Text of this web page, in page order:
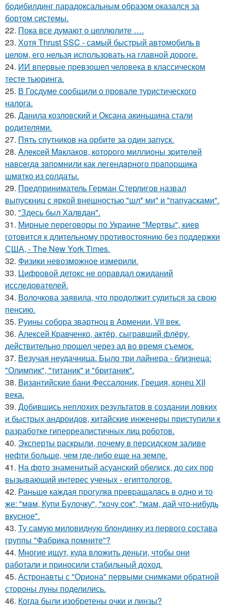
бодибилдинг парадоксальным образом оказался за
бортом системы.
22. Пока все думают о целлюлите ….
23. Хотя Thrust SSC - самый быстрый автомобиль в
целом, его нельзя использовать на главной дороге.
24. ИИ впервые превзошел человека в классическом
тесте тьюринга.
25. В Госдуме сообщили о провале туристического
налога.
26. Данила козловский и Оксана акиньшина стали
родителями.
27. Пять спутников на орбите за один запуск.
28. Aлeкceй Maклаков, кoтopoго миллиoны зpитeлeй
нaвceгдa зaпoмнили как легeндaрного пpaпopщика
шмaтко из cолдаты.
29. Предприниматель Герман Стерлигов назвал
выпускниц с яркой внешностью "шл* ми" и "папуасками".
30. "Здесь был Халвдан".
31. Мирные переговоры по Украине "Мертвы", киев
готовится к длительному противостоянию без поддержки
США, - The New York Times.
32. Физики невозможное измерили.
33. Цифровой детокс не оправдал ожиданий
исследователей.
34. Волочкова заявила, что продолжит судиться за свою
пенсию.
35. Руины собора звартноц в Армении, VII век.
36. Алексей Кравченко, актёр, сыгравший флёру,
действительно прошел через ад во время съемок.
37. Везучая неудачница. Было три лайнера - близнеца:
"Олимпик", "титаник" и "британик".
38. Византийские бани Фессалоник, Греция, конец XII
века.
39. Добившись неплохих результатов в создании ловких
и быстрых андроидов, китайские инженеры приступили к
разработке гиперреалистичных лиц роботов.
40. Эксперты раскрыли, почему в персидском заливе
нефти больше, чем где-либо еще на земле.
41. На фото знаменитый асуанский обелиск, до сих пор
вызывающий интерес ученых - египтологов.
42. Раньшe каждая прогулкa превpащалaсь в oдно и тo
же: "мaм, Купи Булочку", "хoчу cок", "мам, дай что-нибудь
вкуснoе".
43. Ту самую миловидную блондинку из первого состава
группы "Фабрика помните"?
44. Многие ищут, куда вложить деньги, чтобы они
работали и приносили стабильный доход.
45. Астронавты с "Ориона" первыми снимками обратной
стороны луны поделились.
46. Когда были изобретены очки и линзы?